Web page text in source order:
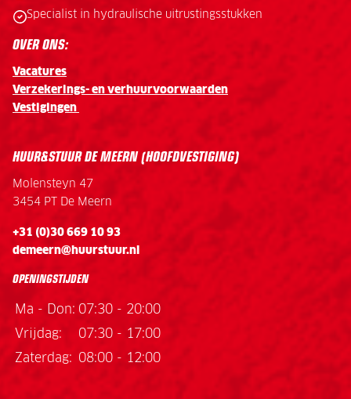
Specialist in hydraulische uitrustingsstukken
OVER ONS:
Vacatures
Verzekerings- en verhuurvoorwaarden
Vestigingen
HUUR&STUUR DE MEERN (HOOFDVESTIGING)
Molensteyn 47
3454 PT De Meern
+31 (0)30 669 10 93
demeern@huurstuur.nl
OPENINGSTIJDEN
Ma - Don: 07:30 - 20:00
Vrijdag:
07:30 - 17:00
Zaterdag:
08:00 - 12:00